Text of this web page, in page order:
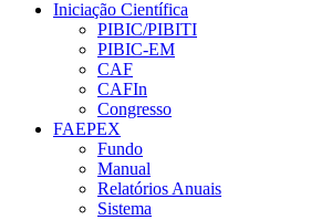
Iniciação Científica
PIBIC/PIBITI
PIBIC-EM
CAF
CAFIn
Congresso
FAEPEX
Fundo
Manual
Relatórios Anuais
Sistema